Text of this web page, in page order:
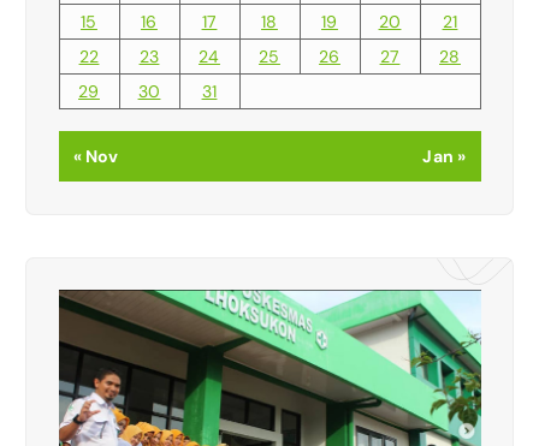
15
16 17 18 19 20
21
22
23 24 25 26 27
28
29
30 31
« Nov Jan »